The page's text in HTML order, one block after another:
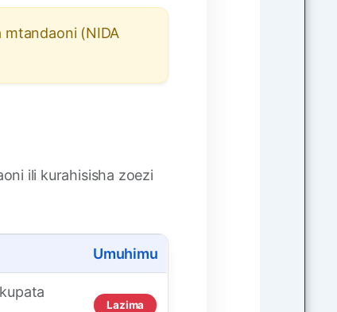
mtandaoni (NIDA
ili kurahisisha zoezi
Umuhimu
Lazima